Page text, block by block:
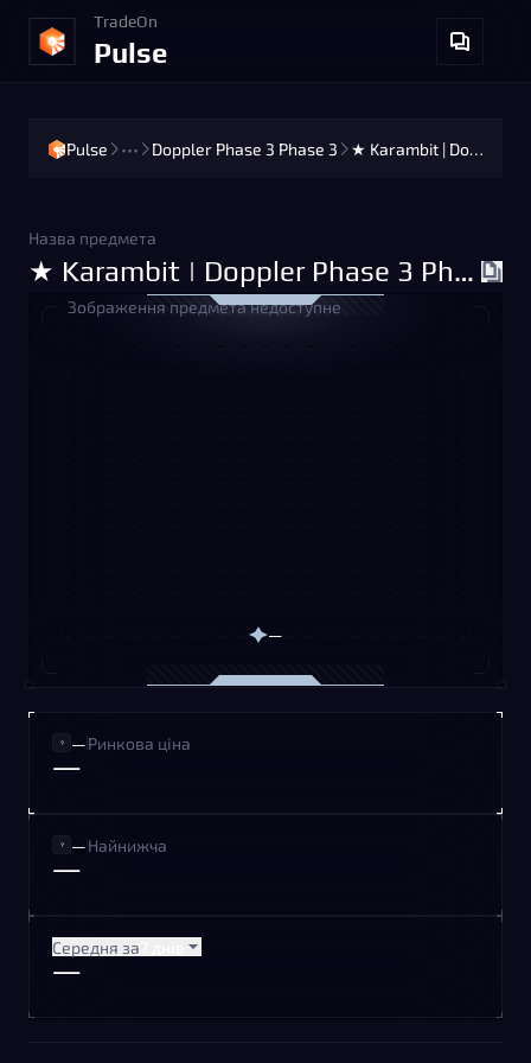
TradeOn
Pulse
Pulse ••• Doppler Phase 3 Phase 3 ★ Karambit | Doppler Phase 3 Phase 3 (Minimal Wear)
Зображення предмета недоступне
—
Назва предмета
★ Karambit | Doppler Phase 3 Phase 3 (Minimal Wear)
—Ринкова ціна
—
—Найнижча
—
Середня за
—